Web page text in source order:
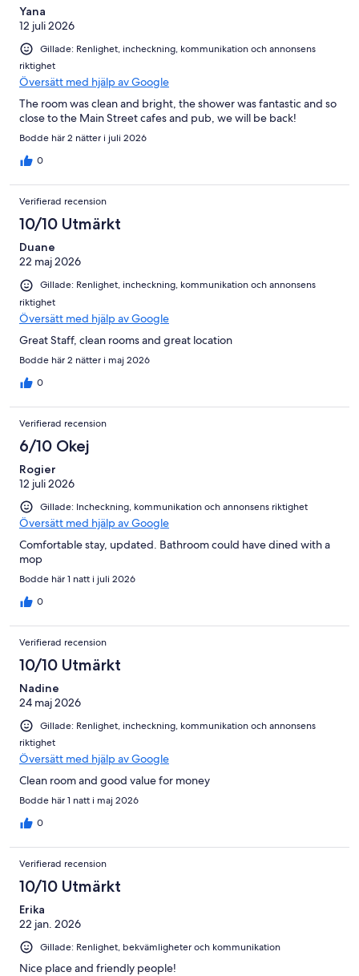
recensioner
Yana
12 juli 2026
Gillade: Renlighet, incheckning, kommunikation och annonsens
riktighet
Översätt med hjälp av Google
The room was clean and bright, the shower was fantastic and so
close to the Main Street cafes and pub, we will be back!
Bodde här 2 nätter i juli 2026
0
Verifierad recension
10/10 Utmärkt
Duane
22 maj 2026
Gillade: Renlighet, incheckning, kommunikation och annonsens
riktighet
Översätt med hjälp av Google
Great Staff, clean rooms and great location
Bodde här 2 nätter i maj 2026
0
Verifierad recension
6/10 Okej
Rogier
12 juli 2026
Gillade: Incheckning, kommunikation och annonsens riktighet
Översätt med hjälp av Google
Comfortable stay, updated. Bathroom could have dined with a
mop
Bodde här 1 natt i juli 2026
0
Verifierad recension
10/10 Utmärkt
Nadine
24 maj 2026
Gillade: Renlighet, incheckning, kommunikation och annonsens
riktighet
Översätt med hjälp av Google
Clean room and good value for money
Bodde här 1 natt i maj 2026
0
Verifierad recension
10/10 Utmärkt
Erika
22 jan. 2026
Gillade: Renlighet, bekvämligheter och kommunikation
Nice place and friendly people!